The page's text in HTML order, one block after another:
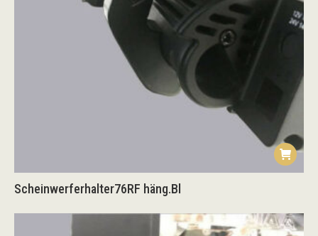
Scheinwerferhalter76RF häng.Bl